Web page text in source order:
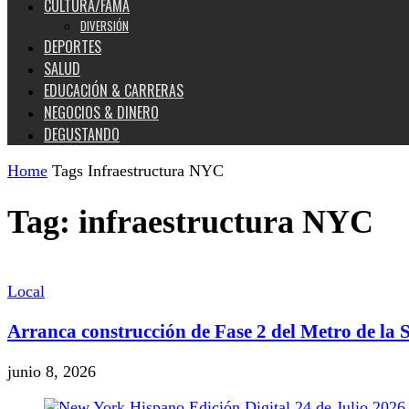
CULTURA/FAMA
DIVERSIÓN
DEPORTES
SALUD
EDUCACIÓN & CARRERAS
NEGOCIOS & DINERO
DEGUSTANDO
Home Tags Infraestructura NYC
Tag: infraestructura NYC
Local
Arranca construcción de Fase 2 del Metro de la
junio 8, 2026